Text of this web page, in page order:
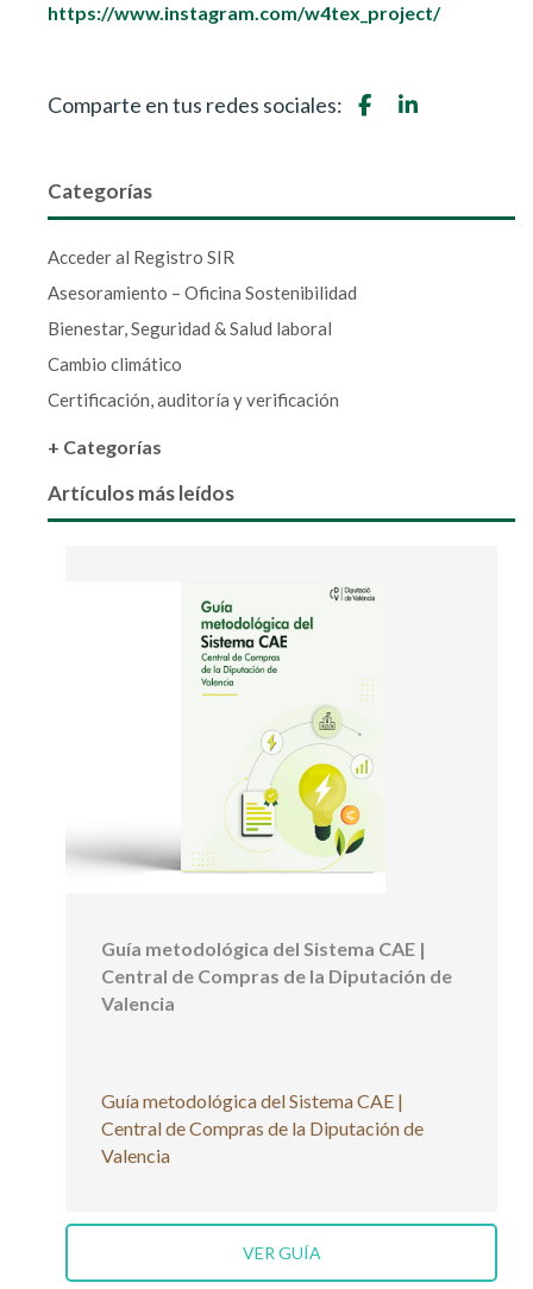
https://www.instagram.com/w4tex_project/
Comparte en tus redes sociales:
Categorías
Acceder al Registro SIR
Asesoramiento – Oficina Sostenibilidad
Bienestar, Seguridad & Salud laboral
Cambio climático
Certificación, auditoría y verificación
+ Categorías
Artículos más leídos
Guía metodológica del Sistema CAE |
Central de Compras de la Diputación de
Valencia
Guía metodológica del Sistema CAE |
Central de Compras de la Diputación de
Valencia
VER GUÍA